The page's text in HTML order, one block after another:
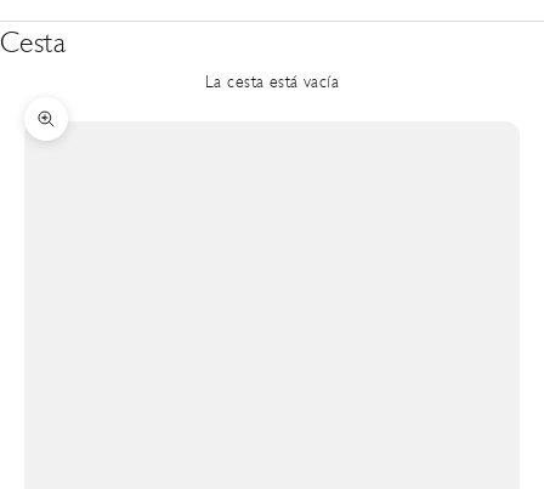
Cesta
La cesta está vacía
Zoom